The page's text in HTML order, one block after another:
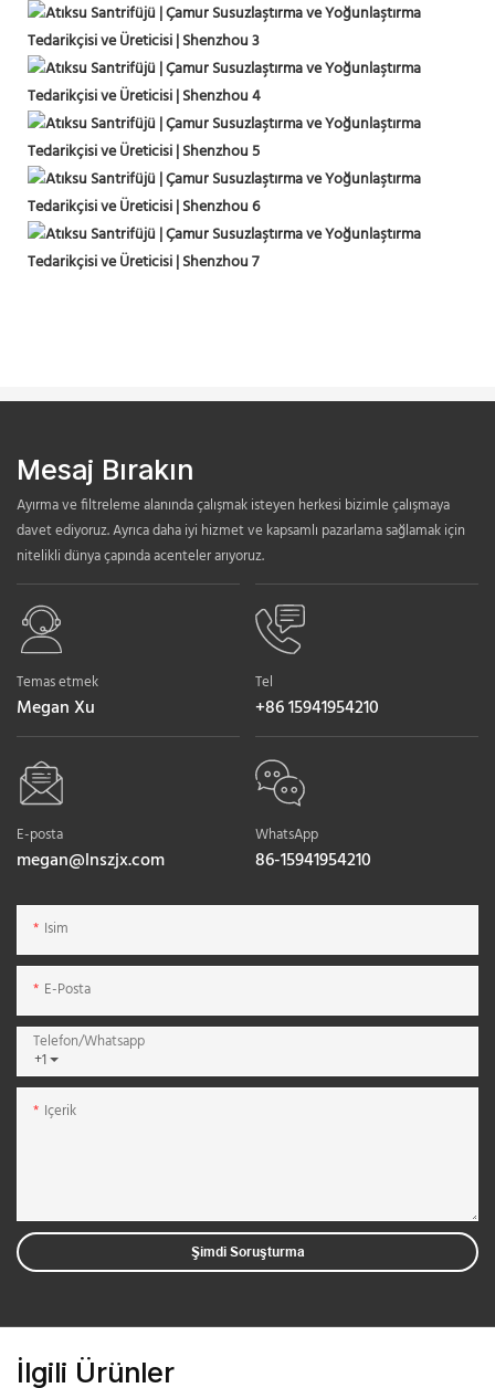
Mesaj Bırakın
Ayırma ve filtreleme alanında çalışmak isteyen herkesi bizimle çalışmaya
davet ediyoruz. Ayrıca daha iyi hizmet ve kapsamlı pazarlama sağlamak için
nitelikli dünya çapında acenteler arıyoruz.
Temas etmek
Megan Xu
Tel
+86 15941954210
E-posta
megan@lnszjx.com
WhatsApp
86-15941954210
Isim
E-Posta
+1
Telefon/whatsapp
Içerik
Şimdi Soruşturma
İlgili Ürünler